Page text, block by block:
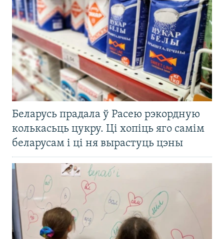
Беларусь прадала ў Расею рэкордную
колькасьць цукру. Ці хопіць яго самім
беларусам і ці ня вырастуць цэны